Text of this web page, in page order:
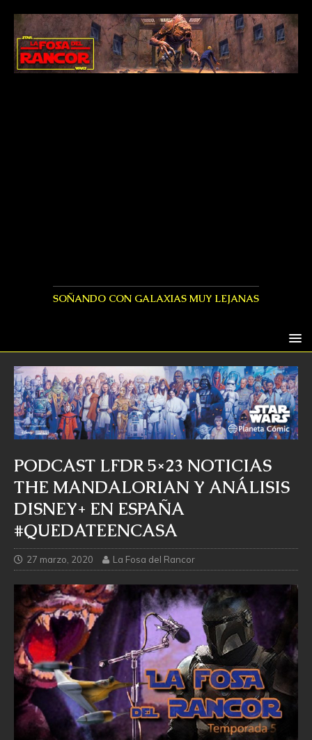
SOÑANDO CON GALAXIAS MUY LEJANAS
PODCAST LFDR 5×23 NOTICIAS
THE MANDALORIAN Y ANÁLISIS
DISNEY+ EN ESPAÑA
#QUEDATEENCASA
27 marzo, 2020 La Fosa del Rancor